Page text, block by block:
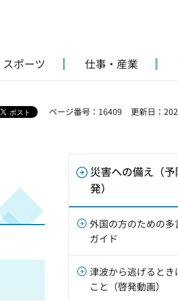
ポーツ 仕事・産業
ページ番号：16409 更新日：
災害への備え（
発）
外国の方のための多
ガイド
津波から逃げるとき
こと（啓発動画）